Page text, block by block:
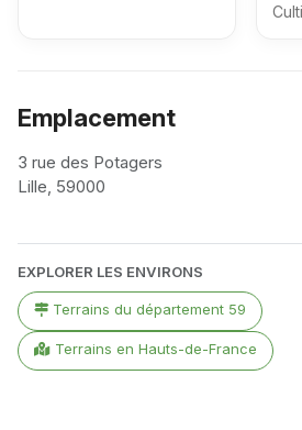
Emplacement
3 rue des Potagers
Lille, 59000
+
−
EXPLORER LES ENVIRONS
Terrains du département 59
Terrains en Hauts-de-France